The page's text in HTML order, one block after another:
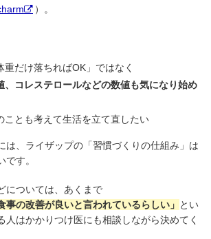
）。
重だけ落ちればOK」ではなく
、コレステロールなどの数値も気になり始め
ことも考えて生活を立て直したい
は、ライザップの「習慣づくりの仕組み」は
す。
については、あくまで
事の改善が良いと言われているらしい」 とい
人はかかりつけ医にも相談しながら決めてく